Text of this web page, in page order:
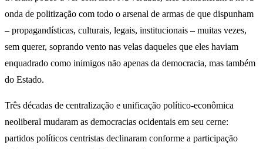
onda de politização com todo o arsenal de armas de que dispunham
– propagandísticas, culturais, legais, institucionais – muitas vezes,
sem querer, soprando vento nas velas daqueles que eles haviam
enquadrado como inimigos não apenas da democracia, mas também
do Estado.
Três décadas de centralização e unificação político-econômica
neoliberal mudaram as democracias ocidentais em seu cerne:
partidos políticos centristas declinaram conforme a participação